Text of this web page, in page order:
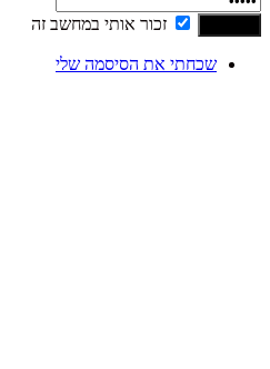
זכור אותי במחשב זה
שכחתי את הסיסמה שלי